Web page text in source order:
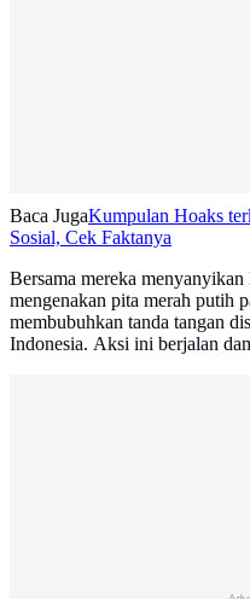
Baca JugaKumpulan Hoaks
Sosial, Cek Faktanya
Bersama mereka
mengenakan pita merah putih
membubuhkan tanda tangan
Indonesia. Aksi ini berjalan